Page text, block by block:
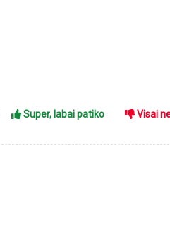
Super, labai patiko Visai